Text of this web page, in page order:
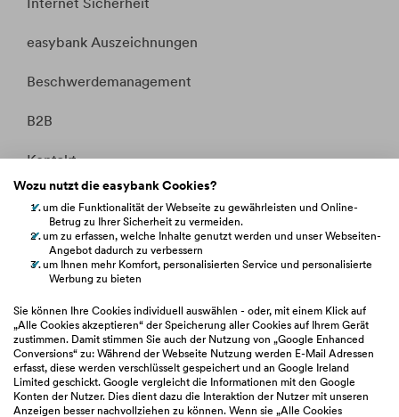
Wozu nutzt die easybank Cookies?
um die Funktionalität der Webseite zu gewährleisten und Online-
Betrug zu Ihrer Sicherheit zu vermeiden.
um zu erfassen, welche Inhalte genutzt werden und unser Webseiten-
Angebot dadurch zu verbessern
um Ihnen mehr Komfort, personalisierten Service und personalisierte
Werbung zu bieten
Sie können Ihre Cookies individuell auswählen - oder, mit einem Klick auf
„Alle Cookies akzeptieren“ der Speicherung aller Cookies auf Ihrem Gerät
zustimmen. Damit stimmen Sie auch der Nutzung von „Google Enhanced
Conversions“ zu: Während der Webseite Nutzung werden E-Mail Adressen
erfasst, diese werden verschlüsselt gespeichert und an Google Ireland
Limited geschickt. Google vergleicht die Informationen mit den Google
Konten der Nutzer. Dies dient dazu die Interaktion der Nutzer mit unseren
Anzeigen besser nachvollziehen zu können. Wenn sie „Alle Cookies
easybank Auszeichnungen
Beschwerdemanagement
B2B
Kontakt
Whistleblowing
Fakten &Entitätsdefinition
hilfe.easybank.at
easybank.de
bawaggroup.com